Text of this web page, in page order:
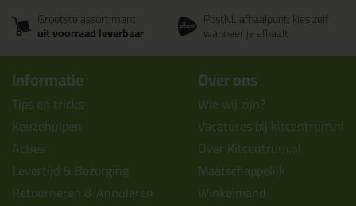
Grootste assortiment
uit voorraad leverbaar
PostNL afhaalpunt: kies zelf
wanneer je afhaalt
Informatie
Tips en tricks
Keuzehulpen
Acties
Levertijd & Bezorging
Retourneren & Annuleren
Over ons
Wie wij zijn?
Vacatures bij kitcentrum.nl
Over Kitcentrum.nl
Maatschappelijk
Winkelmand